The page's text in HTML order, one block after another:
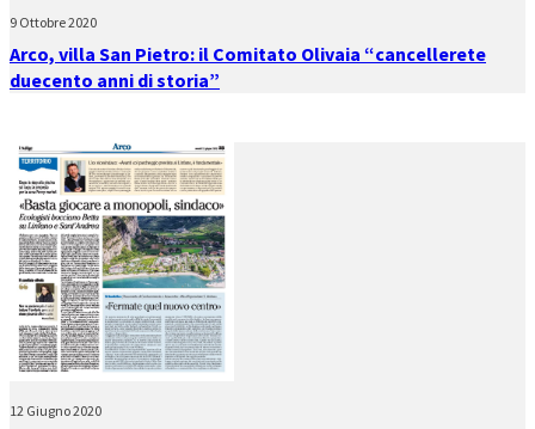
9 Ottobre 2020
Arco, villa San Pietro: il Comitato Olivaia “cancellerete
duecento anni di storia”
12 Giugno 2020